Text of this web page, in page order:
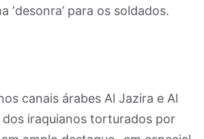
‘desonra’ para os soldados.
canais árabes Al Jazira e Al
iraquianos torturados por